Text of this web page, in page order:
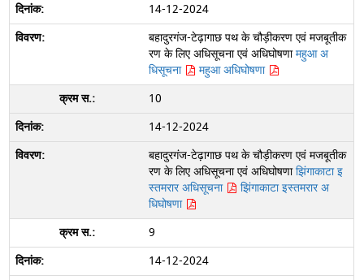
14-12-2024
बहादुरगंज-टेढ़ागाछ पथ के चौड़ीकरण एवं मजबूतीक
रण के लिए अधिसूचना एवं अधिघोषणामहुआ अ
धिसूचना
महुआ अधिघोषणा
10
14-12-2024
बहादुरगंज-टेढ़ागाछ पथ के चौड़ीकरण एवं मजबूतीक
रण के लिए अधिसूचना एवं अधिघोषणाझिंगाकाटा इ
स्तमरार अधिसूचना
झिंगाकाटा इस्तमरार अ
धिघोषणा
9
14-12-2024